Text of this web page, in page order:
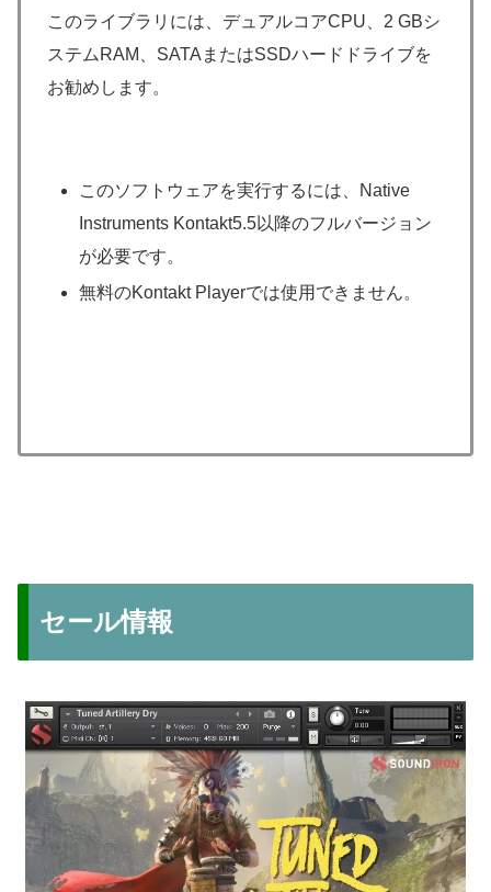
このライブラリには、デュアルコアCPU、2 GBシ
ステムRAM、SATAまたはSSDハードドライブを
お勧めします。
このソフトウェアを実行するには、Native
Instruments Kontakt5.5以降のフルバージョン
が必要です。
無料のKontakt Playerでは使用できません。
セール情報